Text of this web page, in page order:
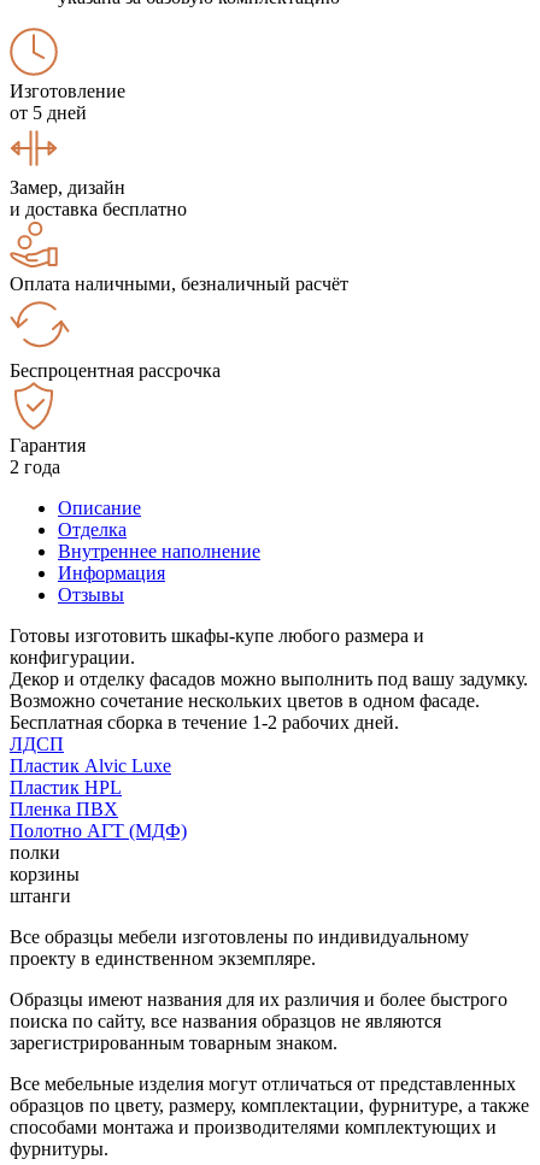
Изготовление
от 5 дней
Замер, дизайн
и доставка бесплатно
Оплата наличными, безналичный расчёт
Беспроцентная рассрочка
Гарантия
2 года
Описание
Отделка
Внутреннее наполнение
Информация
Отзывы
Готовы изготовить шкафы-купе любого размера и
конфигурации.
Декор и отделку фасадов можно выполнить под вашу задумку.
Возможно сочетание нескольких цветов в одном фасаде.
Бесплатная сборка в течение 1-2 рабочих дней.
ЛДСП
Пластик Alvic Luxe
Пластик HPL
Пленка ПВХ
Полотно АГТ (МДФ)
полки
корзины
штанги
Все образцы мебели изготовлены по индивидуальному
проекту в единственном экземпляре.
Образцы имеют названия для их различия и более быстрого
поиска по сайту, все названия образцов не являются
зарегистрированным товарным знаком.
Все мебельные изделия могут отличаться от представленных
образцов по цвету, размеру, комплектации, фурнитуре, а также
способами монтажа и производителями комплектующих и
фурнитуры.